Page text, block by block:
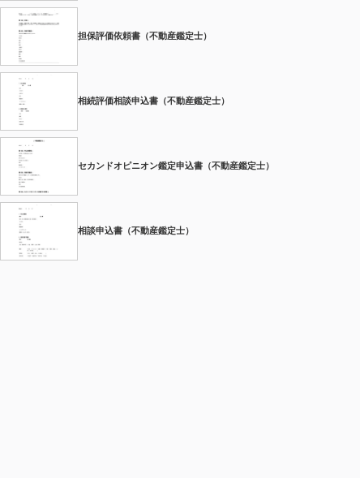
担保評価依頼書（不動産鑑定士）
相続評価相談申込書（不動産鑑定士）
セカンドオピニオン鑑定申込書（不動産鑑定士）
相談申込書（不動産鑑定士）